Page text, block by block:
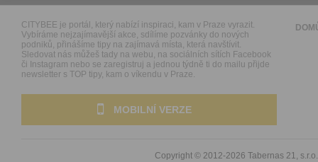
CITYBEE je portál, který nabízí inspiraci, kam v Praze vyrazit.
Vybíráme nejzajímavější akce, sdílíme pozvánky do nových
podniků, přinášíme tipy na zajímavá místa, která navštívit.
Sledovat nás můžeš tady na webu, na sociálních sítích Facebook
či Instagram nebo se zaregistruj a jednou týdně ti do mailu přijde
newsletter s TOP tipy, kam o víkendu v Praze.
MOBILNÍ VERZE
Copyright © 2012-2026 Tabernas 21, s.r.o.